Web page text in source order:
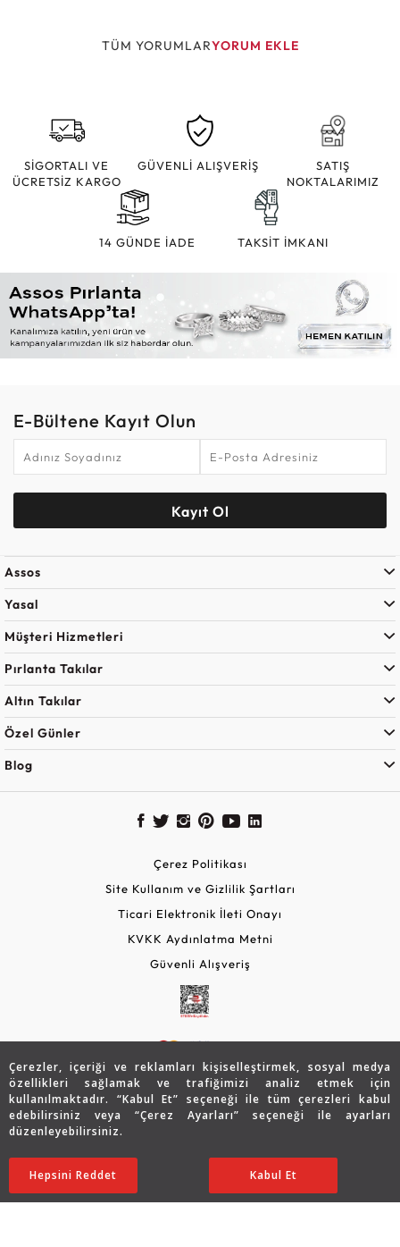
Çerezler, içeriği ve reklamları kişiselleştirmek, sosyal medya
özellikleri sağlamak ve trafiğimizi analiz etmek için
kullanılmaktadır. “Kabul Et” seçeneği ile tüm çerezleri kabul
edebilirsiniz veya “Çerez Ayarları” seçeneği ile ayarları
düzenleyebilirsiniz.
Ayarları Düzenle
Hepsini Reddet Kabul Et
79.410 TL
39.705 TL
37.720 TL SATIN ALIN
TÜM YORUMLARYORUM EKLE
SİGORTALI VE
ÜCRETSİZ KARGO
GÜVENLİ ALIŞVERİŞ
SATIŞ
NOKTALARIMIZ
14 GÜNDE İADE TAKSİT İMKANI
E-Bültene Kayıt Olun
Kayıt Ol
Assos
Yasal
Müşteri Hizmetleri
Pırlanta Takılar
Altın Takılar
Özel Günler
Blog
© 2026 Assos Diamond
Çerez Politikası
Site Kullanım ve Gizlilik Şartları
Ticari Elektronik İleti Onayı
KVKK Aydınlatma Metni
Güvenli Alışveriş
Copyright © 2026 Assos Pırlanta - Bu sitenin tüm hakları